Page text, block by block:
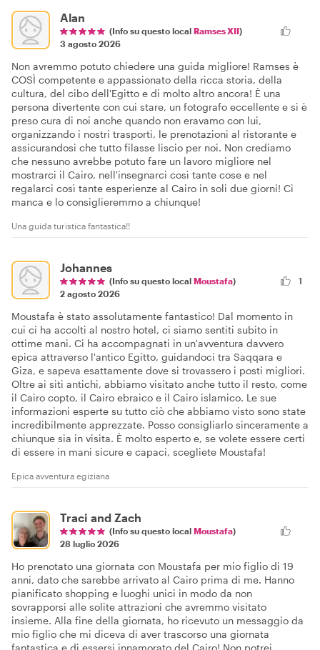
Alan
(Info su questo local Ramses XII)
3 agosto 2026
Non avremmo potuto chiedere una guida migliore! Ramses è
COSÌ competente e appassionato della ricca storia, della
cultura, del cibo dell'Egitto e di molto altro ancora! È una
persona divertente con cui stare, un fotografo eccellente e si è
preso cura di noi anche quando non eravamo con lui,
organizzando i nostri trasporti, le prenotazioni al ristorante e
assicurandosi che tutto filasse liscio per noi. Non crediamo
che nessuno avrebbe potuto fare un lavoro migliore nel
mostrarci il Cairo, nell'insegnarci così tante cose e nel
regalarci così tante esperienze al Cairo in soli due giorni! Ci
manca e lo consiglieremmo a chiunque!
Una guida turistica fantastica!!
Johannes
(Info su questo local Moustafa)
2 agosto 2026
1
Moustafa è stato assolutamente fantastico! Dal momento in
cui ci ha accolti al nostro hotel, ci siamo sentiti subito in
ottime mani. Ci ha accompagnati in un'avventura davvero
epica attraverso l'antico Egitto, guidandoci tra Saqqara e
Giza, e sapeva esattamente dove si trovassero i posti migliori.
Oltre ai siti antichi, abbiamo visitato anche tutto il resto, come
il Cairo copto, il Cairo ebraico e il Cairo islamico. Le sue
informazioni esperte su tutto ciò che abbiamo visto sono state
incredibilmente apprezzate. Posso consigliarlo sinceramente a
chiunque sia in visita. È molto esperto e, se volete essere certi
di essere in mani sicure e capaci, scegliete Moustafa!
Epica avventura egiziana
Traci and Zach
(Info su questo local Moustafa)
28 luglio 2026
Ho prenotato una giornata con Moustafa per mio figlio di 19
anni, dato che sarebbe arrivato al Cairo prima di me. Hanno
pianificato shopping e luoghi unici in modo da non
sovrapporsi alle solite attrazioni che avremmo visitato
insieme. Alla fine della giornata, ho ricevuto un messaggio da
mio figlio che mi diceva di aver trascorso una giornata
fantastica e di essersi innamorato del Cairo! Non potrei